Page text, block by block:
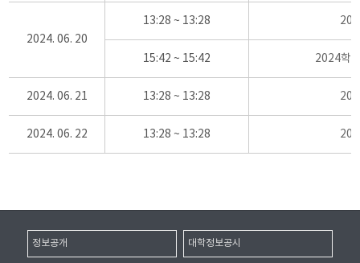
2024. 06. 20
13:28 ~ 13:28
15:42 ~ 15:42 2024학
2024. 06. 21 13:28 ~ 13:28
2024. 06. 22 13:28 ~ 13:28
정보공개 대학정보공시